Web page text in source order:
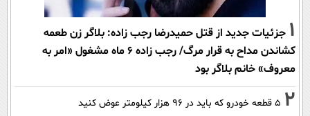
1 جزئیات جدید از قتل حمیدرضا رجب زاده: بلاگر زن طعمه
کشاندن مداح به قرار مرگ/ رجب زاده 6 ماه مشغول «امر به
معروف» خانم بلاگر بود
2 ۵ قطعه خودرو که باید در ۹۶ هزار کیلومتر عوض کنید